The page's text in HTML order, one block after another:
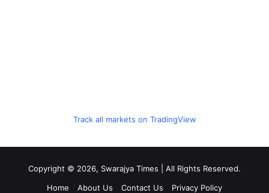
Track all markets on TradingView
Copyright © 2026, Swarajya Times | All Rights Reserved.
Home
About Us Contact Us Privacy Policy